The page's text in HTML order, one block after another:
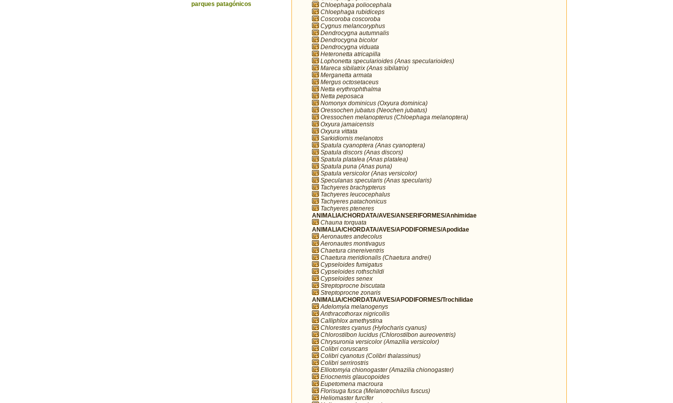
parques patagónicos
Chloephaga poliocephala
Chloephaga rubidiceps
Coscoroba coscoroba
Cygnus melancoryphus
Dendrocygna autumnalis
Dendrocygna bicolor
Dendrocygna viduata
Heteronetta atricapilla
Lophonetta specularioides (Anas specularioides)
Mareca sibilatrix (Anas sibilatrix)
Merganetta armata
Mergus octosetaceus
Netta erythrophthalma
Netta peposaca
Nomonyx dominicus (Oxyura dominica)
Oressochen jubatus (Neochen jubatus)
Oressochen melanopterus (Chloephaga melanoptera)
Oxyura jamaicensis
Oxyura vittata
Sarkidiornis melanotos
Spatula cyanoptera (Anas cyanoptera)
Spatula discors (Anas discors)
Spatula platalea (Anas platalea)
Spatula puna (Anas puna)
Spatula versicolor (Anas versicolor)
Speculanas specularis (Anas specularis)
Tachyeres brachypterus
Tachyeres leucocephalus
Tachyeres patachonicus
Tachyeres pteneres
ANIMALIA/CHORDATA/AVES/ANSERIFORMES/Anhimidae
Chauna torquata
ANIMALIA/CHORDATA/AVES/APODIFORMES/Apodidae
Aeronautes andecolus
Aeronautes montivagus
Chaetura cinereiventris
Chaetura meridionalis (Chaetura andrei)
Cypseloides fumigatus
Cypseloides rothschildi
Cypseloides senex
Streptoprocne biscutata
Streptoprocne zonaris
ANIMALIA/CHORDATA/AVES/APODIFORMES/Trochilidae
Adelomyia melanogenys
Anthracothorax nigricollis
Calliphlox amethystina
Chlorestes cyanus (Hylocharis cyanus)
Chlorostilbon lucidus (Chlorostilbon aureoventris)
Chrysuronia versicolor (Amazilia versicolor)
Colibri coruscans
Colibri cyanotus (Colibri thalassinus)
Colibri serrirostris
Elliotomyia chionogaster (Amazilia chionogaster)
Eriocnemis glaucopoides
Eupetomena macroura
Florisuga fusca (Melanotrochilus fuscus)
Heliomaster furcifer